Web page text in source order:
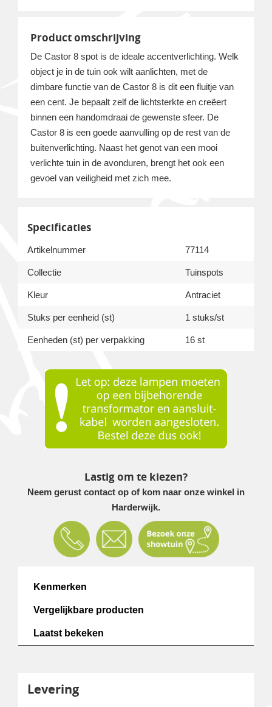
Product omschrijving
De Castor 8 spot is de ideale accentverlichting. Welk
object je in de tuin ook wilt aanlichten, met de
dimbare functie van de Castor 8 is dit een fluitje van
een cent. Je bepaalt zelf de lichtsterkte en creëert
binnen een handomdraai de gewenste sfeer. De
Castor 8 is een goede aanvulling op de rest van de
buitenverlichting. Naast het genot van een mooi
verlichte tuin in de avonduren, brengt het ook een
gevoel van veiligheid met zich mee.
Specificaties
Artikelnummer 77114
Collectie Tuinspots
Kleur Antraciet
Stuks per eenheid (st) 1 stuks/st
Eenheden (st) per verpakking 16 st
Lastig om te kiezen?
Neem gerust contact op of kom naar onze winkel in
Harderwijk.
Kenmerken
Vergelijkbare producten
Laatst bekeken
Levering